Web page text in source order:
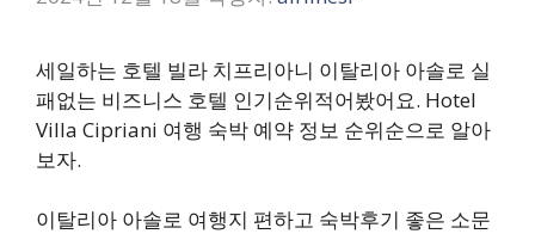
세일하는 호텔 빌라 치프리아니 이탈리아 아솔로 실
패없는 비즈니스 호텔 인기순위적어봤어요. Hotel
Villa Cipriani 여행 숙박 예약 정보 순위순으로 알아
보자.
이탈리아 아솔로 여행지 편하고 숙박후기 좋은 소문